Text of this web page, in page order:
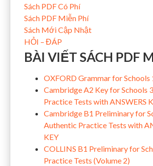
Sách PDF Có Phí
Sách PDF Miễn Phí
Sách Mới Cập Nhật
HỎI – ĐÁP
BÀI VIẾT SÁCH PDF
OXFORD Grammar for Schools
Cambridge A2 Key for Schools
Practice Tests with ANSWERS
Cambridge B1 Preliminary for
Authentic Practice Tests with
KEY
COLLINS B1 Preliminary for
Practice Tests (Volume 2)